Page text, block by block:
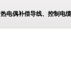
热电偶补偿导线、控制电